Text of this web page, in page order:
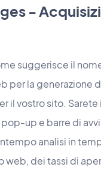
-
suggerisce il
per la generazione
il vostro sito. Sarete
up e barre di
analisi in
web, dei tassi di